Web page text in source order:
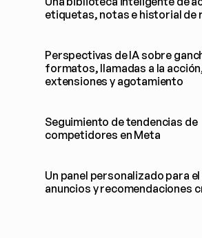
etiquetas, notas e historial de
Perspectivas de IA sobre
formatos, llamadas a la
extensiones y agotamiento
Seguimiento de tendencias de
competidores en Meta
Un panel personalizado para
anuncios y recomendaciones